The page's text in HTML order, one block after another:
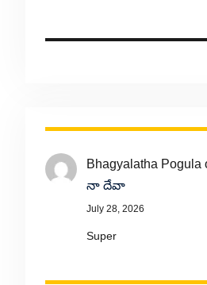
Bhagyalatha Pogula
నా దేవా
July 28, 2026
Super